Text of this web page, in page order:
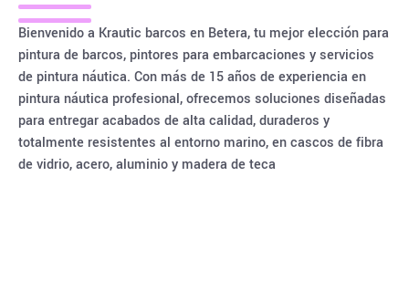
Bienvenido a Krautic barcos en Betera, tu mejor elección para
pintura de barcos, pintores para embarcaciones y servicios
de pintura náutica. Con más de 15 años de experiencia en
pintura náutica profesional, ofrecemos soluciones diseñadas
para entregar acabados de alta calidad, duraderos y
totalmente resistentes al entorno marino, en cascos de fibra
de vidrio, acero, aluminio y madera de teca